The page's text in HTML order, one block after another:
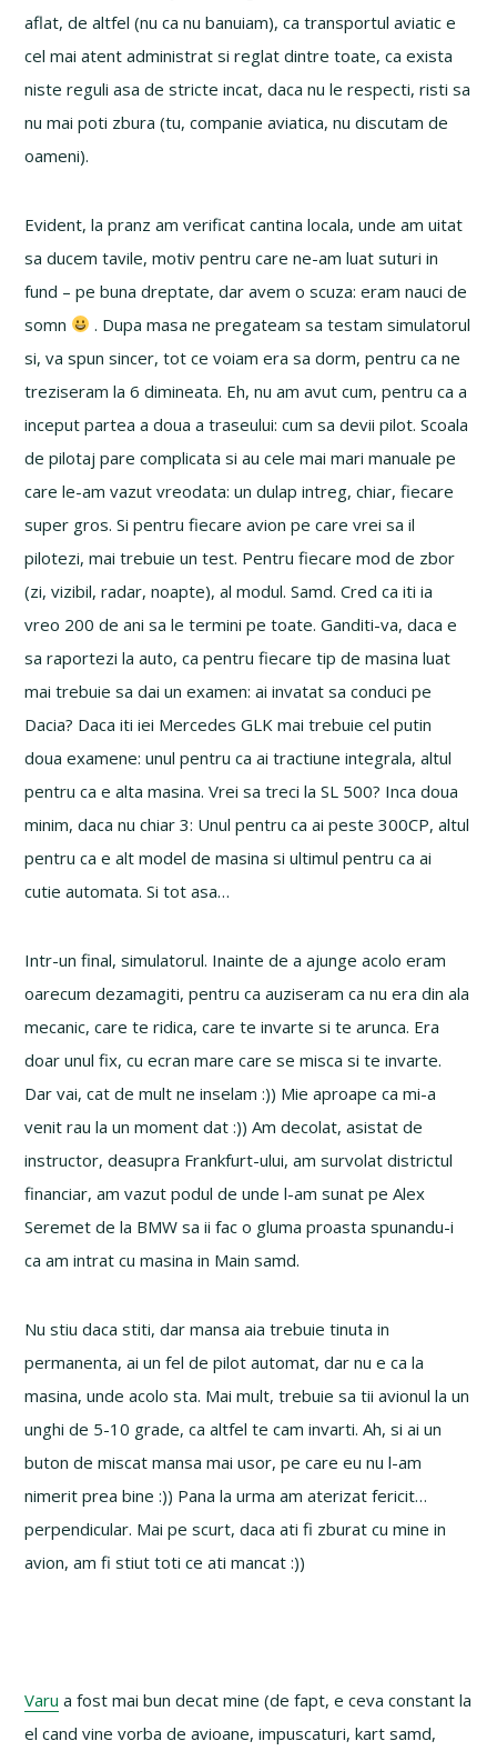
aflat, de altfel (nu ca nu banuiam), ca transportul aviatic e
cel mai atent administrat si reglat dintre toate, ca exista
niste reguli asa de stricte incat, daca nu le respecti, risti sa
nu mai poti zbura (tu, companie aviatica, nu discutam de
oameni).
Evident, la pranz am verificat cantina locala, unde am uitat
sa ducem tavile, motiv pentru care ne-am luat suturi in
fund – pe buna dreptate, dar avem o scuza: eram nauci de
somn
. Dupa masa ne pregateam sa testam simulatorul
si, va spun sincer, tot ce voiam era sa dorm, pentru ca ne
treziseram la 6 dimineata. Eh, nu am avut cum, pentru ca a
inceput partea a doua a traseului: cum sa devii pilot. Scoala
de pilotaj pare complicata si au cele mai mari manuale pe
care le-am vazut vreodata: un dulap intreg, chiar, fiecare
super gros. Si pentru fiecare avion pe care vrei sa il
pilotezi, mai trebuie un test. Pentru fiecare mod de zbor
(zi, vizibil, radar, noapte), al modul. Samd. Cred ca iti ia
vreo 200 de ani sa le termini pe toate. Ganditi-va, daca e
sa raportezi la auto, ca pentru fiecare tip de masina luat
mai trebuie sa dai un examen: ai invatat sa conduci pe
Dacia? Daca iti iei Mercedes GLK mai trebuie cel putin
doua examene: unul pentru ca ai tractiune integrala, altul
pentru ca e alta masina. Vrei sa treci la SL 500? Inca doua
minim, daca nu chiar 3: Unul pentru ca ai peste 300CP, altul
pentru ca e alt model de masina si ultimul pentru ca ai
cutie automata. Si tot asa…
Intr-un final, simulatorul. Inainte de a ajunge acolo eram
oarecum dezamagiti, pentru ca auziseram ca nu era din ala
mecanic, care te ridica, care te invarte si te arunca. Era
doar unul fix, cu ecran mare care se misca si te invarte.
Dar vai, cat de mult ne inselam :)) Mie aproape ca mi-a
venit rau la un moment dat :)) Am decolat, asistat de
instructor, deasupra Frankfurt-ului, am survolat districtul
financiar, am vazut podul de unde l-am sunat pe Alex
Seremet de la BMW sa ii fac o gluma proasta spunandu-i
ca am intrat cu masina in Main samd.
Nu stiu daca stiti, dar mansa aia trebuie tinuta in
permanenta, ai un fel de pilot automat, dar nu e ca la
masina, unde acolo sta. Mai mult, trebuie sa tii avionul la un
unghi de 5-10 grade, ca altfel te cam invarti. Ah, si ai un
buton de miscat mansa mai usor, pe care eu nu l-am
nimerit prea bine :)) Pana la urma am aterizat fericit…
perpendicular. Mai pe scurt, daca ati fi zburat cu mine in
avion, am fi stiut toti ce ati mancat :))
Varu a fost mai bun decat mine (de fapt, e ceva constant la
el cand vine vorba de avioane, impuscaturi, kart samd,